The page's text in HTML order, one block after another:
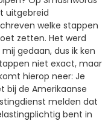
uitgebreid
welke stappen
zetten. Het werd
gedaan, dus ik ken
niet exact, maar
hierop neer: Je
bij de Amerikaanse
melden dat
bent in